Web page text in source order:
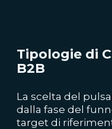
Tipologie di
B2B
La scelta del
dalla fase del
target di